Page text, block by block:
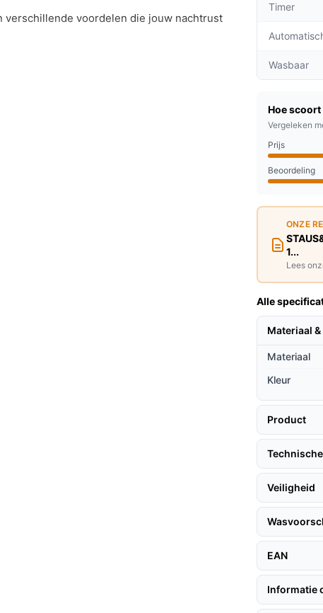
verschillende voordelen die jouw nachtrust
Timer
Wasbaar
Hoe
Vergeleken
Prijs
Beoordeling
ONZE
1...
Lees
Alle
Materiaal
Materiaal
Kleur
Product
Veiligheid
EAN
Informatie